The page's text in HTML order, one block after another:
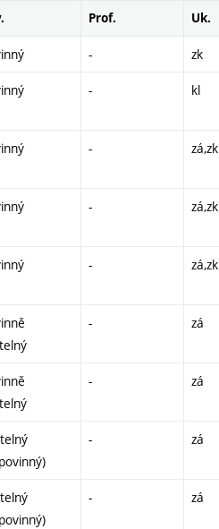
Prof. Uk.
- zk
- kl
- zá,zk
- zá,zk
- zá,zk
- zá
- zá
- zá
- zá